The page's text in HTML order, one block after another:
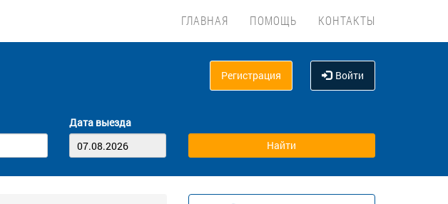
ГЛАВНАЯ ПОМОЩЬ КОНТАКТЫ
Регистрация Войти
Дата выезда